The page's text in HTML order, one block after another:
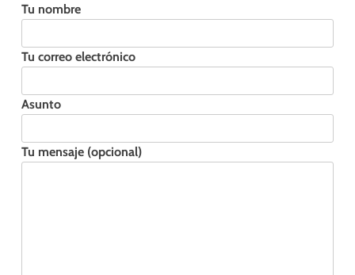
Tu nombre
Tu correo electrónico
Asunto
Tu mensaje (opcional)